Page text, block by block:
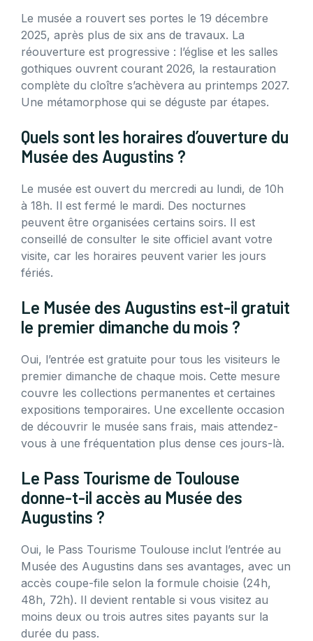
Le musée a rouvert ses portes le 19 décembre
2025, après plus de six ans de travaux. La
réouverture est progressive : l’église et les salles
gothiques ouvrent courant 2026, la restauration
complète du cloître s’achèvera au printemps 2027.
Une métamorphose qui se déguste par étapes.
Quels sont les horaires d’ouverture du
Musée des Augustins ?
Le musée est ouvert du mercredi au lundi, de 10h
à 18h. Il est fermé le mardi. Des nocturnes
peuvent être organisées certains soirs. Il est
conseillé de consulter le site officiel avant votre
visite, car les horaires peuvent varier les jours
fériés.
Le Musée des Augustins est-il gratuit
le premier dimanche du mois ?
Oui, l’entrée est gratuite pour tous les visiteurs le
premier dimanche de chaque mois. Cette mesure
couvre les collections permanentes et certaines
expositions temporaires. Une excellente occasion
de découvrir le musée sans frais, mais attendez-
vous à une fréquentation plus dense ces jours-là.
Le Pass Tourisme de Toulouse
donne-t-il accès au Musée des
Augustins ?
Oui, le Pass Tourisme Toulouse inclut l’entrée au
Musée des Augustins dans ses avantages, avec un
accès coupe-file selon la formule choisie (24h,
48h, 72h). Il devient rentable si vous visitez au
moins deux ou trois autres sites payants sur la
durée du pass.